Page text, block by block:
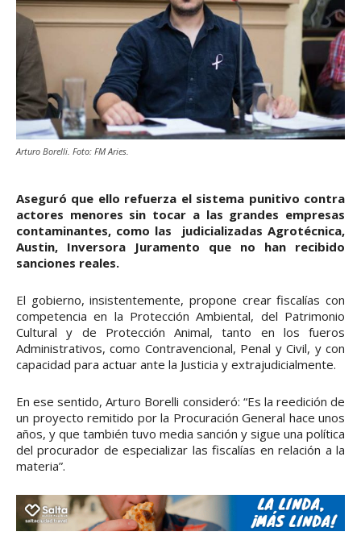
Arturo Borelli. Foto: FM Aries.
Aseguró que ello refuerza el sistema punitivo contra
actores menores sin tocar a las grandes empresas
contaminantes, como las judicializadas Agrotécnica,
Austin, Inversora Juramento que no han recibido
sanciones reales.
El gobierno, insistentemente, propone crear fiscalías con
competencia en la Protección Ambiental, del Patrimonio
Cultural y de Protección Animal, tanto en los fueros
Administrativos, como Contravencional, Penal y Civil, y con
capacidad para actuar ante la Justicia y extrajudicialmente.
En ese sentido, Arturo Borelli consideró: “Es la reedición de
un proyecto remitido por la Procuración General hace unos
años, y que también tuvo media sanción y sigue una política
del procurador de especializar las fiscalías en relación a la
materia”.